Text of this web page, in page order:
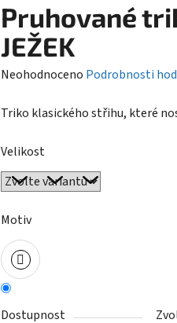
Pruhované
JEŽEK
Průměrné
produktu
0,0
z
hvězdiček.
Neohodnoceno Podrobnosti
Triko klasického střihu, které
Velikost
Motiv
Dostupnost